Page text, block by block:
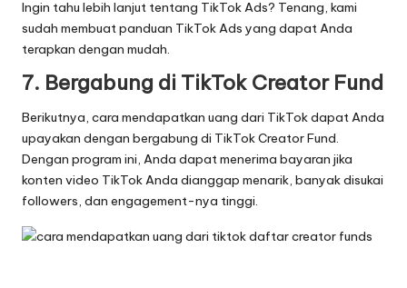
Ingin tahu lebih lanjut tentang TikTok Ads? Tenang, kami
sudah membuat panduan TikTok Ads yang dapat Anda
terapkan dengan mudah.
7. Bergabung di TikTok Creator Fund
Berikutnya, cara mendapatkan uang dari TikTok dapat Anda
upayakan dengan bergabung di TikTok Creator Fund.
Dengan program ini, Anda dapat menerima bayaran jika
konten video TikTok Anda dianggap menarik, banyak disukai
followers, dan engagement-nya tinggi.